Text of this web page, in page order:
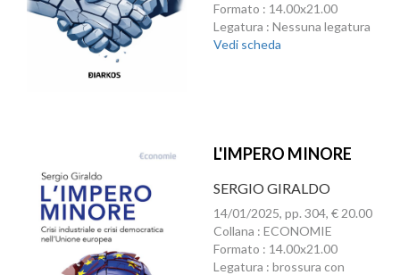
Formato : 14.00x21.00
Legatura : Nessuna legatura
Vedi scheda
L'IMPERO MINORE
SERGIO GIRALDO
14/01/2025, pp. 304, € 20.00
Collana : ECONOMIE
Formato : 14.00x21.00
Legatura : brossura con